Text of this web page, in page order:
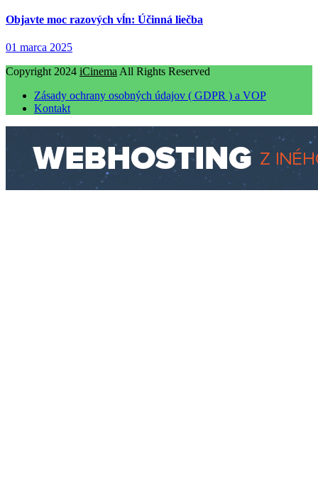
Objavte moc razových vĺn: Účinná liečba
01 marca 2025
Copyright 2024 iCinema All Rights Reserved
Zásady ochrany osobných údajov ( GDPR ) a VOP
Kontakt